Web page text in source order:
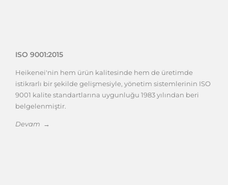
ISO 9001:2015
Heikenei'nin hem ürün kalitesinde hem de üretimde
istikrarlı bir şekilde gelişmesiyle, yönetim sistemlerinin ISO
9001 kalite standartlarına uygunluğu 1983 yılından beri
belgelenmiştir.
Devam →